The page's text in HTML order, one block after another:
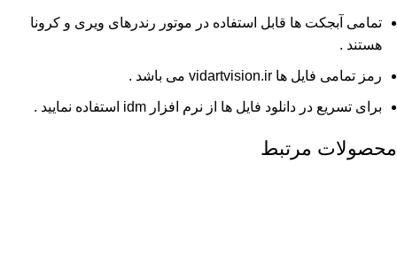
تمامی آبجکت ها قابل استفاده در موتور رندرهای ویری و کرونا
هستند .
رمز تمامی فایل ها vidartvision.ir می باشد .
برای تسریع در دانلود فایل ها از نرم افزار idm استفاده نمایید .
محصولات مرتبط